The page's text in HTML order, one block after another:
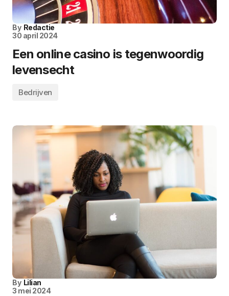
By Redactie
30 april 2024
Een online casino is tegenwoordig
levensecht
Bedrijven
By Lilian
3 mei 2024